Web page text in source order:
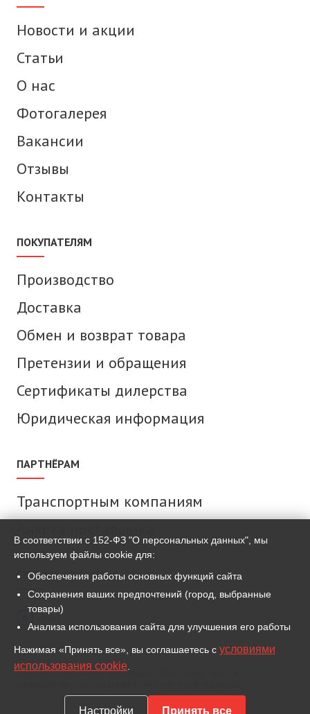
Новости и акции
Статьи
О нас
Фотогалерея
Вакансии
Отзывы
Контакты
ПОКУПАТЕЛЯМ
Производство
Доставка
Обмен и возврат товара
Претензии и обращения
Сертификаты дилерства
Юридическая информация
ПАРТНЁРАМ
Транспортным компаниям
СВЯЗАТЬСЯ С НАМИ
MAX
ВКонтакте
Для связи используем мессенджер MAX и иные сервисы,
В соответствии с 152-ФЗ "О персональных данных", мы
используем файлы cookie для:
Обеспечения работы основных функций сайта
Сохранения ваших предпочтений (город, выбранные
товары)
Анализа использования сайта для улучшения его работы
Нажимая «Принять все», вы соглашаетесь с условиями
использования cookie
Настройки Принять все